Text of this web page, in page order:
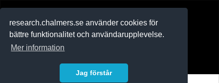
research.chalmers.se använder cookies för
bättre funktionalitet och användarupplevelse.
Mer information
Jag förstår